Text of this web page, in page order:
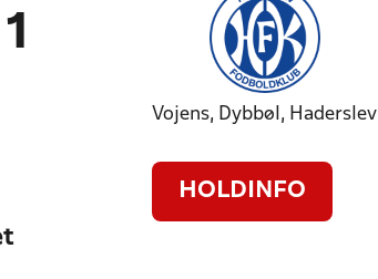
1
Vojens, Dybbøl, Haderslev
HOLDINFO